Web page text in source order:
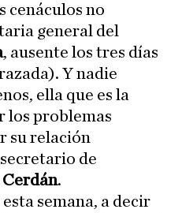
cenáculos no
general del
, ausente los tres días
Y nadie
ella que es la
los problemas
su relación
de
Cerdán.
semana, a decir